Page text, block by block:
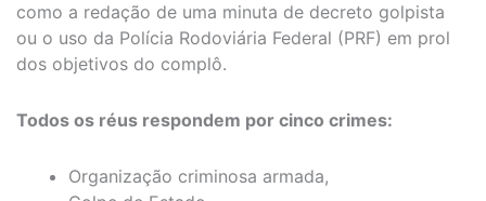
como a redação de uma minuta de decreto golpista
ou o uso da Polícia Rodoviária Federal (PRF) em prol
dos objetivos do complô.
Todos os réus respondem por cinco crimes:
Organização criminosa armada,